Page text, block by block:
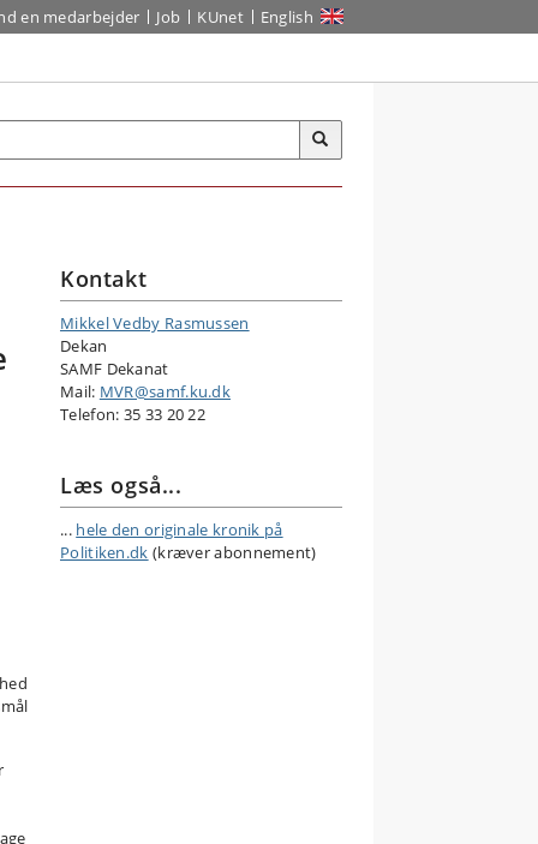
en medarbejder Job KUnet English
Kontakt
Mikkel Vedby Rasmussen
Dekan
SAMF Dekanat
Mail: MVR@samf.ku.dk
Telefon: 35 33 20 22
Læs også...
... hele den originale kronik på
Politiken.dk (kræver abonnement)